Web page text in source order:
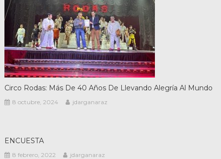
Circo Rodas: Más De 40 Años De Llevando Alegría Al Mundo
8 octubre, 2024 jdarganaraz
ENCUESTA
8 febrero, 2022 jdarganaraz